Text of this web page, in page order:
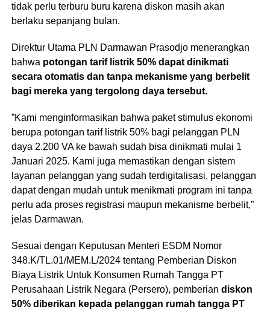
tidak perlu terburu buru karena diskon masih akan
berlaku sepanjang bulan.
Direktur Utama PLN Darmawan Prasodjo menerangkan
bahwa potongan tarif listrik 50% dapat dinikmati
secara otomatis dan tanpa mekanisme yang berbelit
bagi mereka yang tergolong daya tersebut.
”Kami menginformasikan bahwa paket stimulus ekonomi
berupa potongan tarif listrik 50% bagi pelanggan PLN
daya 2.200 VA ke bawah sudah bisa dinikmati mulai 1
Januari 2025. Kami juga memastikan dengan sistem
layanan pelanggan yang sudah terdigitalisasi, pelanggan
dapat dengan mudah untuk menikmati program ini tanpa
perlu ada proses registrasi maupun mekanisme berbelit,”
jelas Darmawan.
Sesuai dengan Keputusan Menteri ESDM Nomor
348.K/TL.01/MEM.L/2024 tentang Pemberian Diskon
Biaya Listrik Untuk Konsumen Rumah Tangga PT
Perusahaan Listrik Negara (Persero), pemberian diskon
50% diberikan kepada pelanggan rumah tangga PT